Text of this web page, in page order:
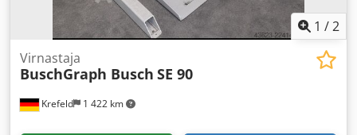
1 /2
Krefeld 1 422 km
Virnastaja
BuschGraph Busch SE 90